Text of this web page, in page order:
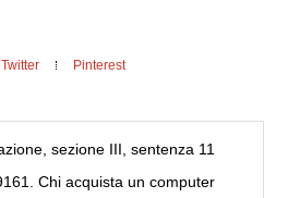
Twitter Pinterest
sezione III, sentenza 11
Chi acquista un computer